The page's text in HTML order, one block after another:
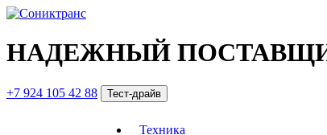
НАДЕЖНЫЙ
+7 924 105 42 88 Тест-драйв
Техника